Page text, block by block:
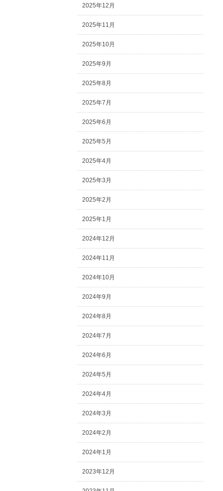
2025年12月
2025年11月
2025年10月
2025年9月
2025年8月
2025年7月
2025年6月
2025年5月
2025年4月
2025年3月
2025年2月
2025年1月
2024年12月
2024年11月
2024年10月
2024年9月
2024年8月
2024年7月
2024年6月
2024年5月
2024年4月
2024年3月
2024年2月
2024年1月
2023年12月